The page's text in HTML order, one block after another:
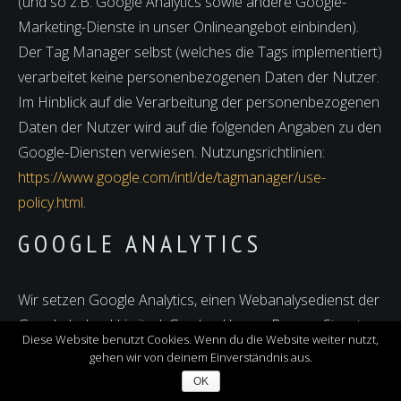
Marketing-Dienste in unser Onlineangebot einbinden).
Der Tag Manager selbst (welches die Tags implementiert)
verarbeitet keine personenbezogenen Daten der Nutzer.
Im Hinblick auf die Verarbeitung der personenbezogenen
Daten der Nutzer wird auf die folgenden Angaben zu den
Google-Diensten verwiesen. Nutzungsrichtlinien:
https://www.google.com/intl/de/tagmanager/use-
policy.html.
GOOGLE ANALYTICS
Wir setzen Google Analytics, einen Webanalysedienst der
Google Ireland Limited, Gordon House, Barrow Street,
Dublin 4, Irland („Google“) ein. Google verwendet
Cookies. Die durch das Cookie erzeugten Informationen
Im Moment haben wir leider geschlossen - Siamo
spiacenti, ma al momento siamo chiusi
Diese Website benutzt Cookies. Wenn du die Website weiter nutzt,
gehen wir von deinem Einverständnis aus.
OK